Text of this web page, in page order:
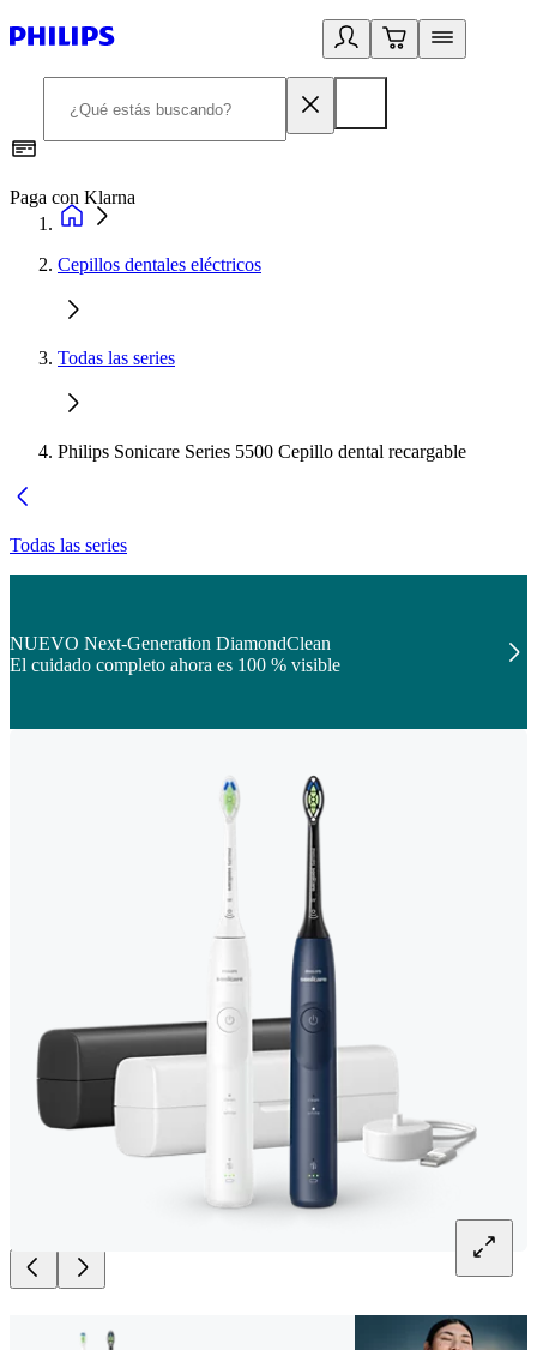
Paga con Klarna
Cepillos dentales eléctricos
Todas las series
Philips Sonicare Series 5500 Cepillo dental recargable
Todas las series
NUEVO Next-Generation DiamondClean
El cuidado completo ahora es 100 % visible